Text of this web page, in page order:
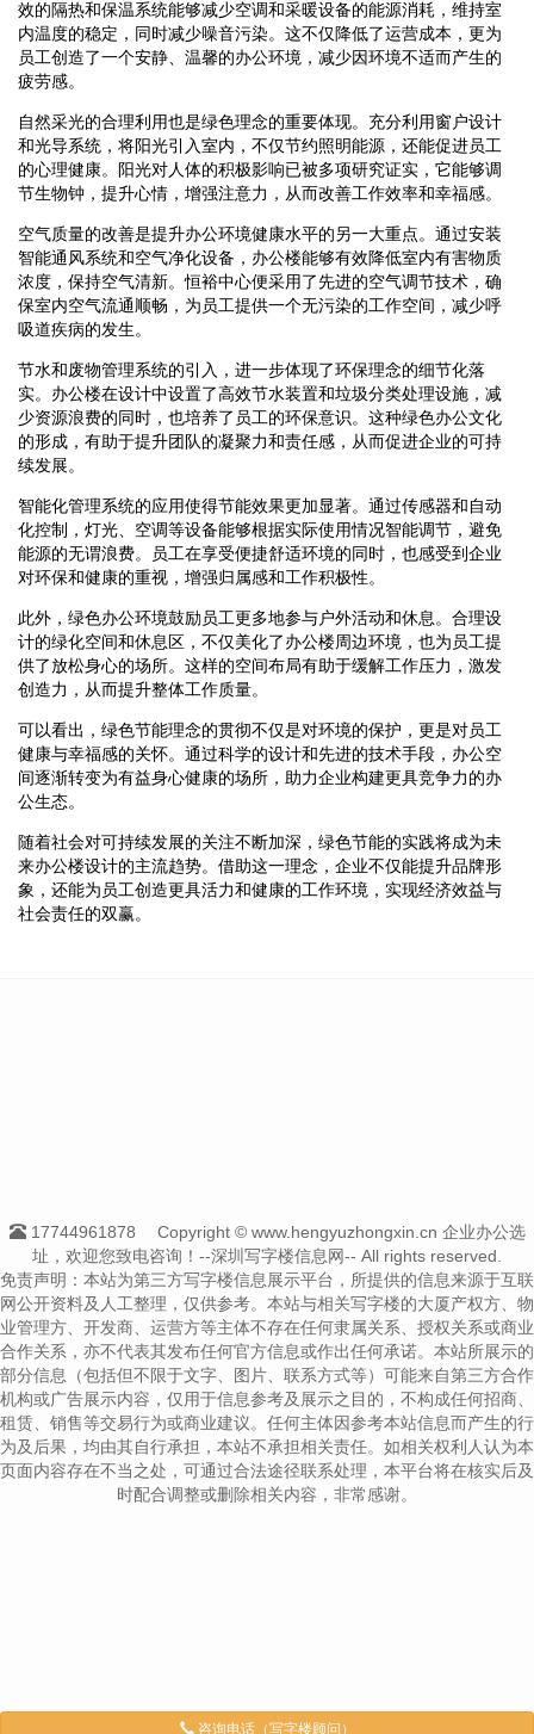
效的隔热和保温系统能够减少空调和采暖设备的能源消耗，维持室
内温度的稳定，同时减少噪音污染。这不仅降低了运营成本，更为
员工创造了一个安静、温馨的办公环境，减少因环境不适而产生的
疲劳感。
自然采光的合理利用也是绿色理念的重要体现。充分利用窗户设计
和光导系统，将阳光引入室内，不仅节约照明能源，还能促进员工
的心理健康。阳光对人体的积极影响已被多项研究证实，它能够调
节生物钟，提升心情，增强注意力，从而改善工作效率和幸福感。
空气质量的改善是提升办公环境健康水平的另一大重点。通过安装
智能通风系统和空气净化设备，办公楼能够有效降低室内有害物质
浓度，保持空气清新。恒裕中心便采用了先进的空气调节技术，确
保室内空气流通顺畅，为员工提供一个无污染的工作空间，减少呼
吸道疾病的发生。
节水和废物管理系统的引入，进一步体现了环保理念的细节化落
实。办公楼在设计中设置了高效节水装置和垃圾分类处理设施，减
少资源浪费的同时，也培养了员工的环保意识。这种绿色办公文化
的形成，有助于提升团队的凝聚力和责任感，从而促进企业的可持
续发展。
智能化管理系统的应用使得节能效果更加显著。通过传感器和自动
化控制，灯光、空调等设备能够根据实际使用情况智能调节，避免
能源的无谓浪费。员工在享受便捷舒适环境的同时，也感受到企业
对环保和健康的重视，增强归属感和工作积极性。
此外，绿色办公环境鼓励员工更多地参与户外活动和休息。合理设
计的绿化空间和休息区，不仅美化了办公楼周边环境，也为员工提
供了放松身心的场所。这样的空间布局有助于缓解工作压力，激发
创造力，从而提升整体工作质量。
可以看出，绿色节能理念的贯彻不仅是对环境的保护，更是对员工
健康与幸福感的关怀。通过科学的设计和先进的技术手段，办公空
间逐渐转变为有益身心健康的场所，助力企业构建更具竞争力的办
公生态。
随着社会对可持续发展的关注不断加深，绿色节能的实践将成为未
来办公楼设计的主流趋势。借助这一理念，企业不仅能提升品牌形
象，还能为员工创造更具活力和健康的工作环境，实现经济效益与
社会责任的双赢。
17744961878
Copyright © www.hengyuzhongxin.cn 企业办公选
址，欢迎您致电咨询！--深圳写字楼信息网-- All rights reserved.
免责声明：本站为第三方写字楼信息展示平台，所提供的信息来源于互联
网公开资料及人工整理，仅供参考。本站与相关写字楼的大厦产权方、物
业管理方、开发商、运营方等主体不存在任何隶属关系、授权关系或商业
合作关系，亦不代表其发布任何官方信息或作出任何承诺。本站所展示的
部分信息（包括但不限于文字、图片、联系方式等）可能来自第三方合作
机构或广告展示内容，仅用于信息参考及展示之目的，不构成任何招商、
租赁、销售等交易行为或商业建议。任何主体因参考本站信息而产生的行
为及后果，均由其自行承担，本站不承担相关责任。如相关权利人认为本
页面内容存在不当之处，可通过合法途径联系处理，本平台将在核实后及
时配合调整或删除相关内容，非常感谢。
咨询电话（写字楼顾问）